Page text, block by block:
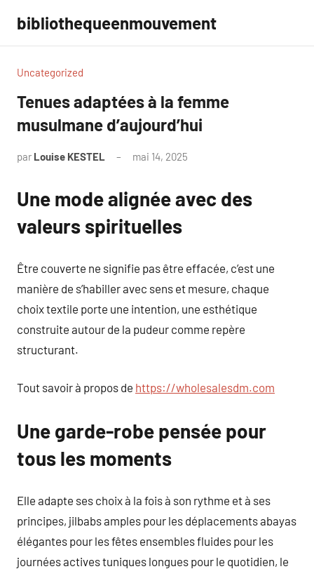
contenu
bibliothequeenmouvement
Uncategorized
Tenues adaptées à la femme
musulmane d’aujourd’hui
par Louise KESTEL mai 14, 2025
Une mode alignée avec des
valeurs spirituelles
Être couverte ne signifie pas être effacée, c’est une
manière de s’habiller avec sens et mesure, chaque
choix textile porte une intention, une esthétique
construite autour de la pudeur comme repère
structurant.
Tout savoir à propos de https://wholesalesdm.com
Une garde-robe pensée pour
tous les moments
Elle adapte ses choix à la fois à son rythme et à ses
principes, jilbabs amples pour les déplacements abayas
élégantes pour les fêtes ensembles fluides pour les
journées actives tuniques longues pour le quotidien, le